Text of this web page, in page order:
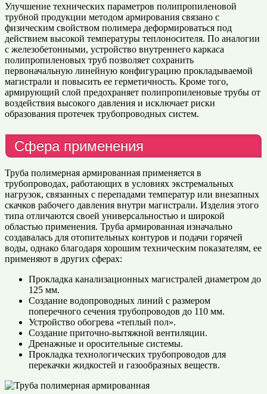
Улучшение технических параметров полипропиленовой
трубной продукции методом армирования связано с
физическим свойством полимера деформироваться под
действием высокой температуры теплоносителя. По аналогии
с железобетонными, устройство внутреннего каркаса
полипропиленовых труб позволяет сохранить
первоначальную линейную конфигурацию прокладываемой
магистрали и повысить ее герметичность. Кроме того,
армирующий слой предохраняет полипропиленовые трубы от
воздействия высокого давления и исключает риски
образования протечек трубопроводных систем.
Сфера применения
Труба полимерная армированная применяется в
трубопроводах, работающих в условиях экстремальных
нагрузок, связанных с перепадами температур или внезапных
скачков рабочего давления внутри магистрали. Изделия этого
типа отличаются своей универсальностью и широкой
областью применения. Труба армированная изначально
создавалась для отопительных контуров и подачи горячей
воды, однако благодаря хорошим техническим показателям, ее
применяют в других сферах:
Прокладка канализационных магистралей диаметром до
125 мм.
Создание водопроводных линий с размером
поперечного сечения трубопроводов до 110 мм.
Устройство обогрева «теплый пол».
Создание приточно-вытяжной вентиляции.
Дренажные и оросительные системы.
Прокладка технологических трубопроводов для
перекачки жидкостей и газообразных веществ.